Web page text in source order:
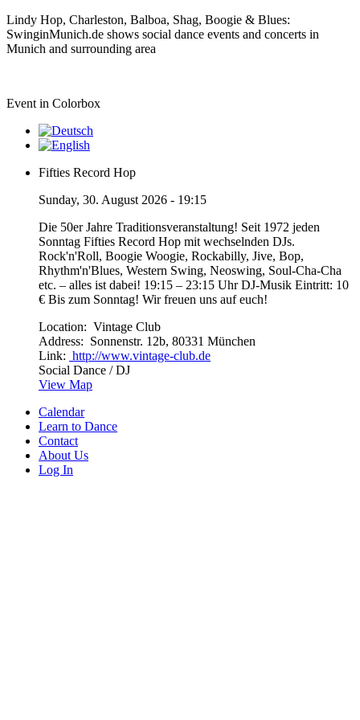
Lindy Hop, Charleston, Balboa, Shag, Boogie & Blues:
SwinginMunich.de shows social dance events and concerts in
Munich and surrounding area
Event in Colorbox
Fifties Record Hop
Sunday, 30. August 2026 - 19:15
Die 50er Jahre Traditionsveranstaltung! Seit 1972 jeden
Sonntag Fifties Record Hop mit wechselnden DJs.
Rock'n'Roll, Boogie Woogie, Rockabilly, Jive, Bop,
Rhythm'n'Blues, Western Swing, Neoswing, Soul-Cha-Cha
etc. – alles ist dabei! 19:15 – 23:15 Uhr DJ-Musik Eintritt: 10
€ Bis zum Sonntag! Wir freuen uns auf euch!
Location: Vintage Club
Address: Sonnenstr. 12b, 80331 München
Link: http://www.vintage-club.de
Social Dance / DJ
View Map
Calendar
Learn to Dance
Contact
About Us
Log In